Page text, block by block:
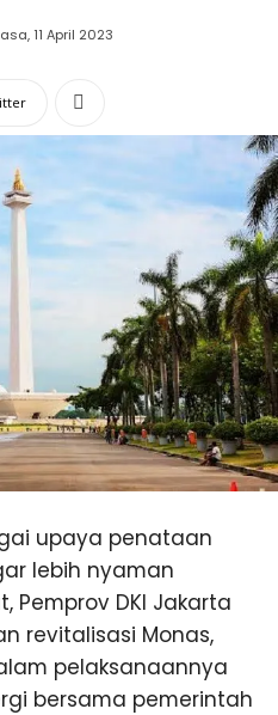
11 April 2023
upaya penataan
lebih nyaman
Pemprov DKI Jakarta
revitalisasi Monas,
pelaksanaannya
bersama pemerintah